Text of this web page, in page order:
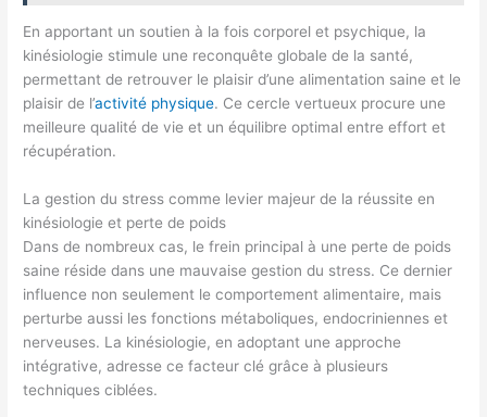
En apportant un soutien à la fois corporel et psychique, la
kinésiologie stimule une reconquête globale de la santé,
permettant de retrouver le plaisir d’une alimentation saine et le
plaisir de l’activité physique. Ce cercle vertueux procure une
meilleure qualité de vie et un équilibre optimal entre effort et
récupération.
La gestion du stress comme levier majeur de la réussite en
kinésiologie et perte de poids
Dans de nombreux cas, le frein principal à une perte de poids
saine réside dans une mauvaise gestion du stress. Ce dernier
influence non seulement le comportement alimentaire, mais
perturbe aussi les fonctions métaboliques, endocriniennes et
nerveuses. La kinésiologie, en adoptant une approche
intégrative, adresse ce facteur clé grâce à plusieurs
techniques ciblées.